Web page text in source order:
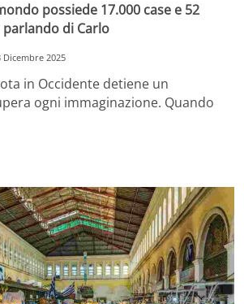
possiede 17.000 case e 52
di Carlo
Dicembre 2025
in Occidente detiene un
ogni immaginazione. Quando